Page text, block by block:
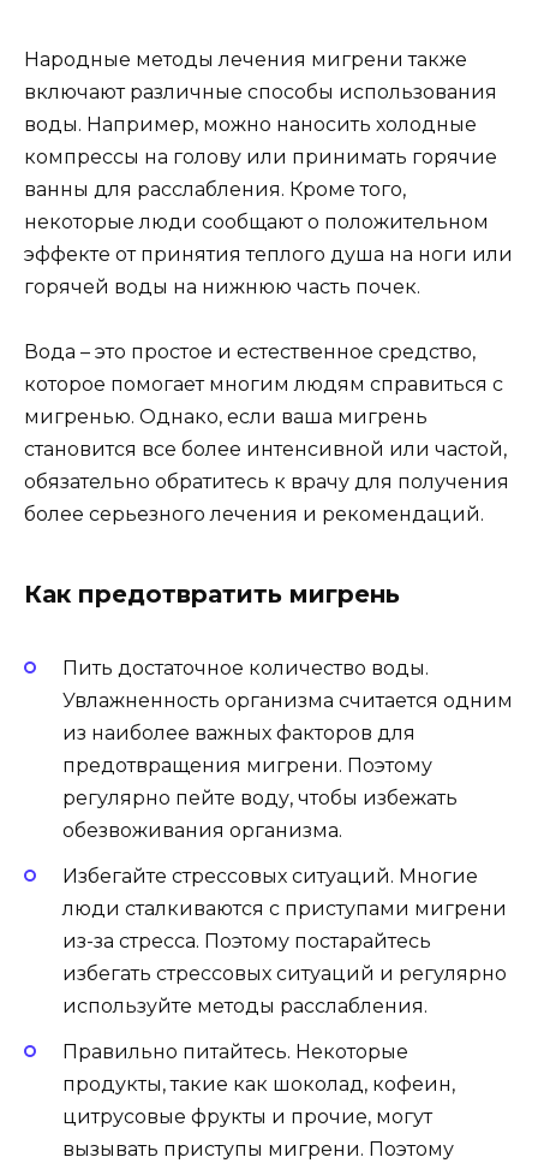
Народные методы лечения мигрени также
включают различные способы использования
воды. Например, можно наносить холодные
компрессы на голову или принимать горячие
ванны для расслабления. Кроме того,
некоторые люди сообщают о положительном
эффекте от принятия теплого душа на ноги или
горячей воды на нижнюю часть почек.
Вода – это простое и естественное средство,
которое помогает многим людям справиться с
мигренью. Однако, если ваша мигрень
становится все более интенсивной или частой,
обязательно обратитесь к врачу для получения
более серьезного лечения и рекомендаций.
Как предотвратить мигрень
Пить достаточное количество воды.
Увлажненность организма считается одним
из наиболее важных факторов для
предотвращения мигрени. Поэтому
регулярно пейте воду, чтобы избежать
обезвоживания организма.
Избегайте стрессовых ситуаций. Многие
люди сталкиваются с приступами мигрени
из-за стресса. Поэтому постарайтесь
избегать стрессовых ситуаций и регулярно
используйте методы расслабления.
Правильно питайтесь. Некоторые
продукты, такие как шоколад, кофеин,
цитрусовые фрукты и прочие, могут
вызывать приступы мигрени. Поэтому